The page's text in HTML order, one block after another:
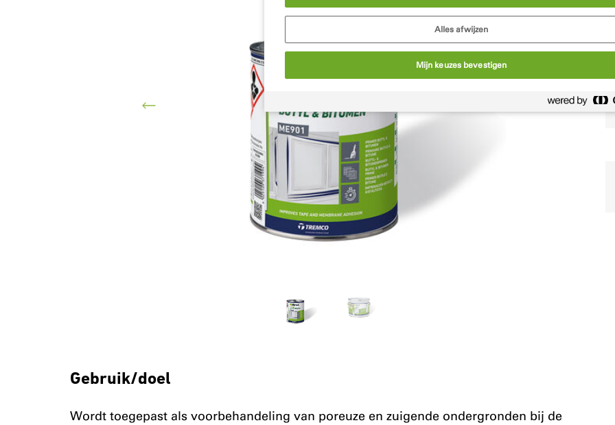
Gebruik/doel
Wordt toegepast als voorbehandeling van poreuze en zuigende ondergronden bij de
Alles afwijzen
Mijn keuzes bevestigen